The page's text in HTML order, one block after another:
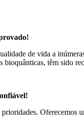
de vida a
têm sido
prioridades.